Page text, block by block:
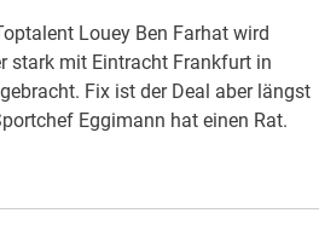
Louey Ben Farhat wird
stark mit Eintracht Frankfurt in
Fix ist der Deal aber längst
Eggimann hat einen Rat.